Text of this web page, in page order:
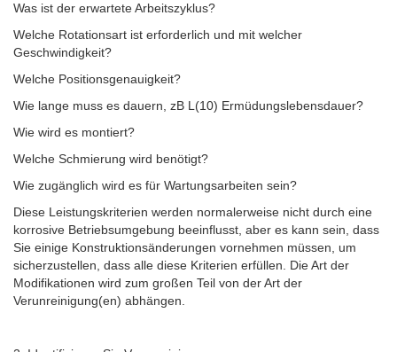
Was ist der erwartete Arbeitszyklus?
Welche Rotationsart ist erforderlich und mit welcher
Geschwindigkeit?
Welche Positionsgenauigkeit?
Wie lange muss es dauern, zB L(10) Ermüdungslebensdauer?
Wie wird es montiert?
Welche Schmierung wird benötigt?
Wie zugänglich wird es für Wartungsarbeiten sein?
Diese Leistungskriterien werden normalerweise nicht durch eine
korrosive Betriebsumgebung beeinflusst, aber es kann sein, dass
Sie einige Konstruktionsänderungen vornehmen müssen, um
sicherzustellen, dass alle diese Kriterien erfüllen. Die Art der
Modifikationen wird zum großen Teil von der Art der
Verunreinigung(en) abhängen.